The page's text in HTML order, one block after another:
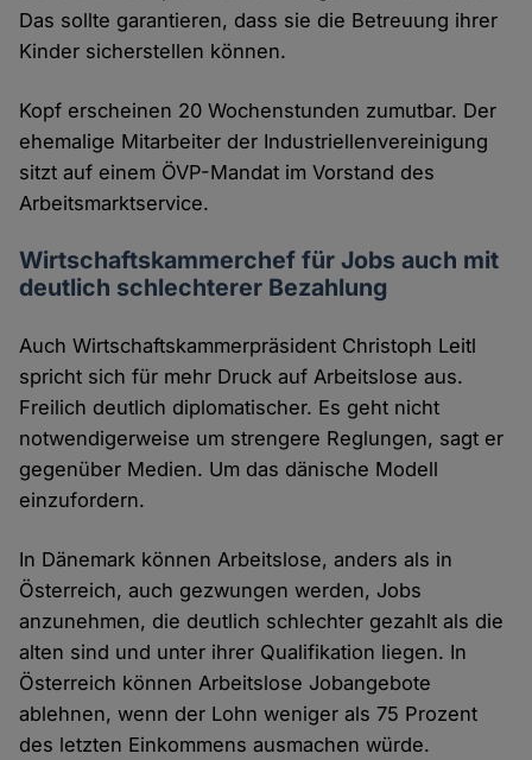
Das sollte garantieren, dass sie die Betreuung ihrer
Kinder sicherstellen können.
Kopf erscheinen 20 Wochenstunden zumutbar. Der
ehemalige Mitarbeiter der Industriellenvereinigung
sitzt auf einem ÖVP-Mandat im Vorstand des
Arbeitsmarktservice.
Wirtschaftskammerchef für Jobs auch mit
deutlich schlechterer Bezahlung
Auch Wirtschaftskammerpräsident Christoph Leitl
spricht sich für mehr Druck auf Arbeitslose aus.
Freilich deutlich diplomatischer. Es geht nicht
notwendigerweise um strengere Reglungen, sagt er
gegenüber Medien. Um das dänische Modell
einzufordern.
In Dänemark können Arbeitslose, anders als in
Österreich, auch gezwungen werden, Jobs
anzunehmen, die deutlich schlechter gezahlt als die
alten sind und unter ihrer Qualifikation liegen. In
Österreich können Arbeitslose Jobangebote
ablehnen, wenn der Lohn weniger als 75 Prozent
des letzten Einkommens ausmachen würde.